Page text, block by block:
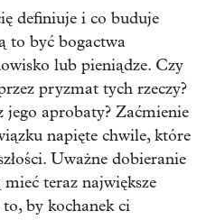
definiuje i co buduje
to być bogactwa
lub pieniądze. Czy
pryzmat tych rzeczy?
jego aprobaty? Zaćmienie
napięte chwile, które
Uważne dobieranie
mieć teraz największe
by kochanek ci